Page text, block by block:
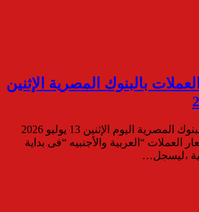
بالبنوك المصرية الإثنين
أسعار العملات بالبنوك المصرية اليوم الإثنين 13 يوليو 2026
العملات “العربية والأجنبيه “فى بداية
،ليسجل…